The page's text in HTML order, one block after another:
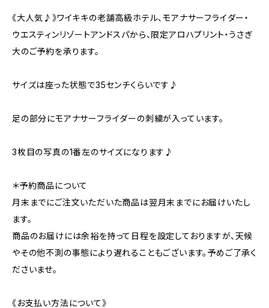
《大人気♪》ワイキキの老舗高級ホテル、モアナサーフライダー・
ウエスティンリゾートアンドスパから、限定アロハプリント・うさぎ
大のご予約を承ります。
サイズは座った状態で35センチくらいです♪
足の部分にモアナサーフライダーの刺繍が入っています。
3枚目の写真の1番左のサイズになります♪
＊予約商品について
月末までにご注文いただいた商品は翌月末までにお届けいたし
ます。
商品のお届けには余裕を持って日程を設定しておりますが、天候
やその他不測の事態により遅れることもございます。予めご了承く
ださいませ。
《お支払い方法について》